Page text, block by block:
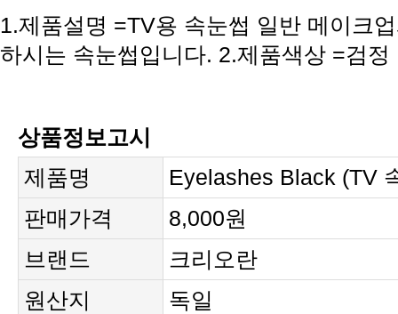
하시는 속눈썹입니다. 2.제품색상 =검정
상품정보고시
제품명
Eyelashes Black (TV
판매가격
8,000원
브랜드
크리오란
원산지
독일